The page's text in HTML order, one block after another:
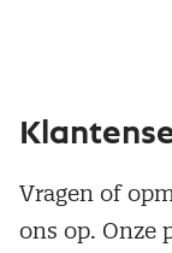
Vragen of
ons op. Onze